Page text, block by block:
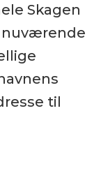
Skagen
nuværende
til